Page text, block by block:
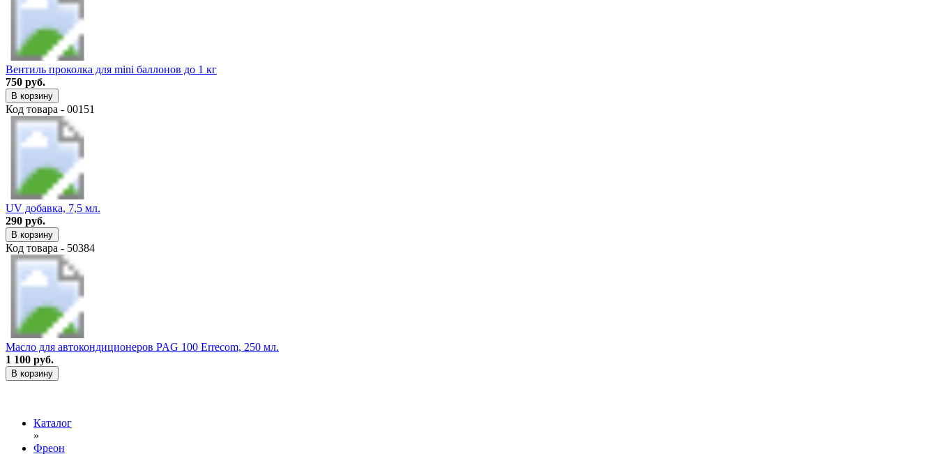
Вентиль проколка для mini баллонов до 1 кг
750 руб.
В корзину
Код товара - 00151
UV добавка, 7,5 мл.
290 руб.
В корзину
Код товара - 50384
Масло для автокондиционеров PAG 100 Errecom, 250 мл.
1 100 руб.
В корзину
Каталог
»
Фреон